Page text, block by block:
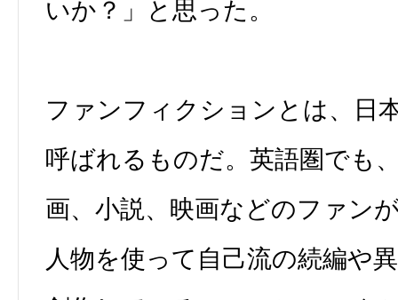
いか？」と思った。
ファンフィクションとは、日
呼ばれるものだ。英語圏でも
画、小説、映画などのファン
人物を使って自己流の続編や